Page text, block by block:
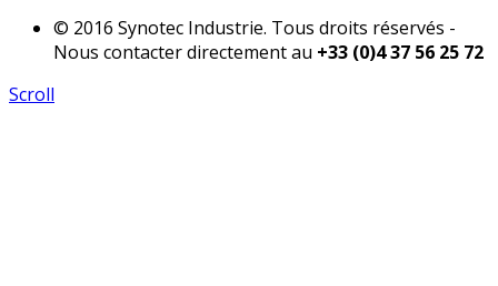
© 2016 Synotec Industrie. Tous droits réservés -
Nous contacter directement au +33 (0)4 37 56 25 72
Scroll